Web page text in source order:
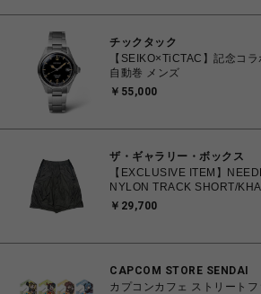
チックタック
【SEIKO×TiCTAC】記念コ
自動巻 メンズ
￥55,000
ザ・ギャラリー・ボックス
【EXCLUSIVE ITEM】
NYLON TRACK SHORT/
￥29,700
CAPCOM STORE SENDAI
カプコンカフェ ストリート